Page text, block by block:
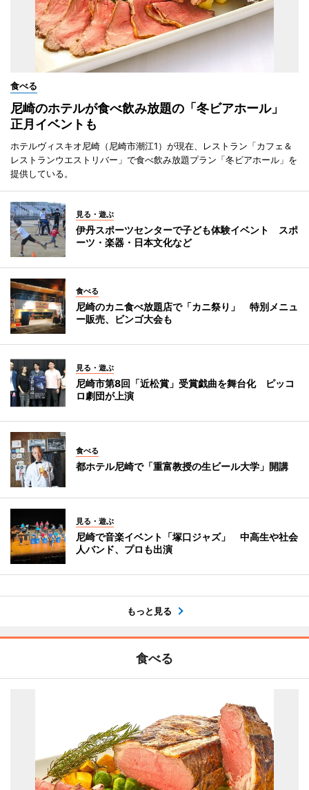
食べる
尼崎のホテルが食べ飲み放題の「冬ビアホール」
正月イベントも
ホテルヴィスキオ尼崎（尼崎市潮江1）が現在、レストラン「カフェ＆
レストランウエストリバー」で食べ飲み放題プラン「冬ビアホール」を
提供している。
見る・遊ぶ
伊丹スポーツセンターで子ども体験イベント スポ
ーツ・楽器・日本文化など
食べる
尼崎のカニ食べ放題店で「カニ祭り」 特別メニュ
ー販売、ビンゴ大会も
見る・遊ぶ
尼崎市第8回「近松賞」受賞戯曲を舞台化 ピッコ
ロ劇団が上演
食べる
都ホテル尼崎で「重富教授の生ビール大学」開講
見る・遊ぶ
尼崎で音楽イベント「塚口ジャズ」 中高生や社会
人バンド、プロも出演
もっと見る
食べる